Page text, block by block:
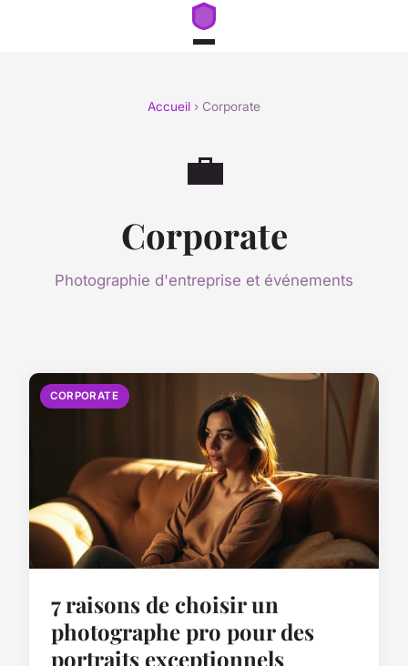
Accueil › Corporate
💼
Corporate
Photographie d'entreprise et événements
CORPORATE
7 raisons de choisir un
photographe pro pour des
portraits exceptionnels